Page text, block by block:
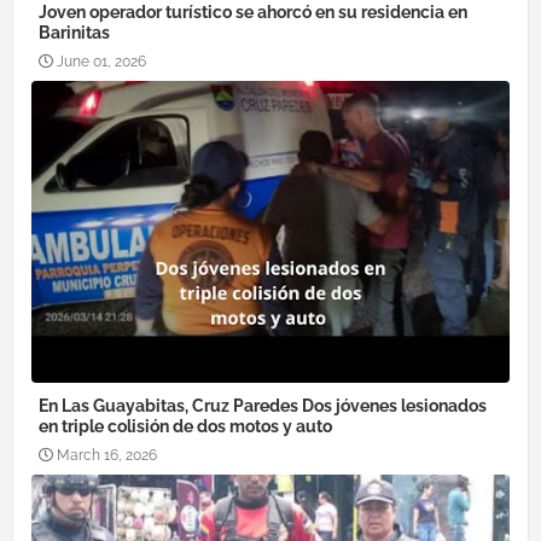
Joven operador turístico se ahorcó en su residencia en
Barinitas
June 01, 2026
En Las Guayabitas, Cruz Paredes Dos jóvenes lesionados
en triple colisión de dos motos y auto
March 16, 2026